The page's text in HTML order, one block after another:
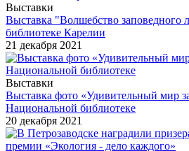
Выставки
Выставка "Волшебство заповедного
библиотеке Карелии
21 декабря 2021
Выставки
Выставка фото «Удивительный мир
Национальной библиотеке
20 декабря 2021